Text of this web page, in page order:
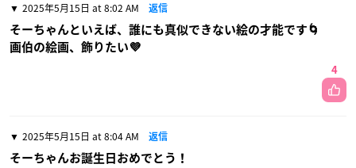
2025年5月15日 at 8:02 AM 返信
そーちゃんといえば、誰にも真似できない絵の才能です🌀
画伯の絵画、飾りたい💜
4
2025年5月15日 at 8:04 AM 返信
そーちゃんお誕生日おめでとう！